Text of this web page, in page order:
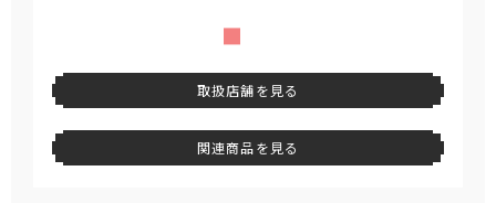
取扱店舗を見る
関連商品を見る